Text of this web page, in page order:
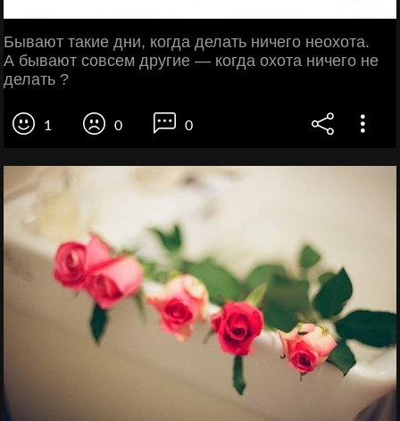
Бывают такие дни, когда делать ничего неохота.
А бывают совсем другие — когда охота ничего не
делать ?
1 0 0